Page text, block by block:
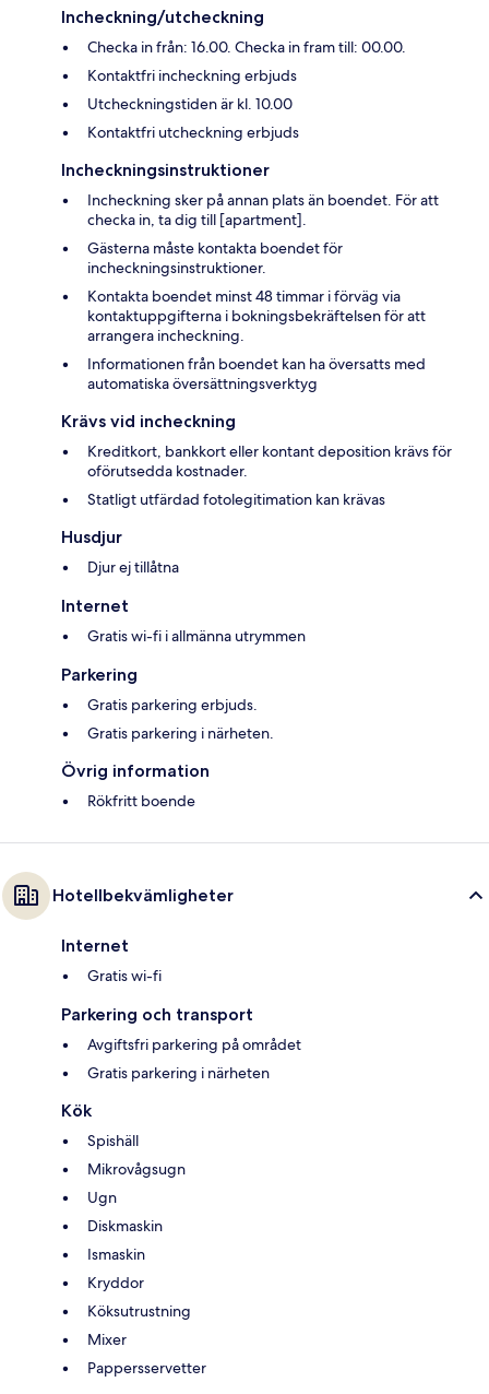
Incheckning/utcheckning
Checka in från: 16.00. Checka in fram till: 00.00.
Kontaktfri incheckning erbjuds
Utcheckningstiden är kl. 10.00
Kontaktfri utcheckning erbjuds
Incheckningsinstruktioner
Incheckning sker på annan plats än boendet. För att
checka in, ta dig till [apartment].
Gästerna måste kontakta boendet för
incheckningsinstruktioner.
Kontakta boendet minst 48 timmar i förväg via
kontaktuppgifterna i bokningsbekräftelsen för att
arrangera incheckning.
Informationen från boendet kan ha översatts med
automatiska översättningsverktyg
Krävs vid incheckning
Kreditkort, bankkort eller kontant deposition krävs för
oförutsedda kostnader.
Statligt utfärdad fotolegitimation kan krävas
Husdjur
Djur ej tillåtna
Internet
Gratis wi-fi i allmänna utrymmen
Parkering
Gratis parkering erbjuds.
Gratis parkering i närheten.
Övrig information
Rökfritt boende
Hotellbekvämligheter
Internet
Gratis wi-fi
Parkering och transport
Avgiftsfri parkering på området
Gratis parkering i närheten
Kök
Spishäll
Mikrovågsugn
Ugn
Diskmaskin
Ismaskin
Kryddor
Köksutrustning
Mixer
Pappersservetter